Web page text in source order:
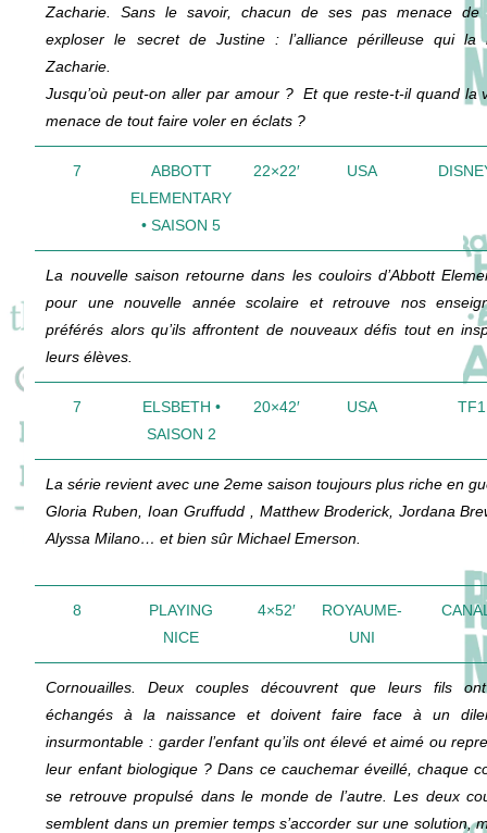
Zacharie. Sans le savoir, chacun de ses pas menace de
exploser le secret de Justine : l’alliance périlleuse qui la
Zacharie.
Jusqu’où peut-on aller par amour ? Et que reste-t-il quand la
menace de tout faire voler en éclats ?
7
ABBOTT
ELEMENTARY
• SAISON 5
22×22′ USA
La nouvelle saison retourne dans les couloirs d’Abbott
pour une nouvelle année scolaire et retrouve nos
préférés alors qu’ils affrontent de nouveaux défis tout en
leurs élèves.
7
ELSBETH •
SAISON 2
20×42′ USA TF1
La série revient avec une 2eme saison toujours plus riche en
Gloria Ruben, Ioan Gruffudd , Matthew Broderick, Jordana
Alyssa Milano… et bien sûr Michael Emerson.
8
PLAYING
NICE
4×52′
ROYAUME-
UNI
Cornouailles. Deux couples découvrent que leurs fils
échangés à la naissance et doivent faire face à un
insurmontable : garder l’enfant qu’ils ont élevé et aimé ou
leur enfant biologique ? Dans ce cauchemar éveillé, chaque
se retrouve propulsé dans le monde de l’autre. Les deux
semblent dans un premier temps s’accorder sur une solution,